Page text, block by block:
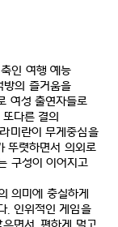
인 여행 예능
방의 즐거움을
여성 출연자들로
다른 결의
미란이 무게중심을
뚜렷하면서 의외로
구성이 이어지고
의미에 충실하게
. 인위적인 게임을